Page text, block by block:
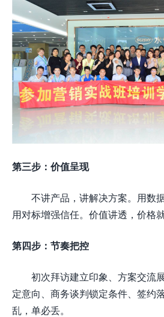
第三步：价值呈现
不讲产品，讲解决方案。用数
用对标增强信任。价值讲透，价格
第四步：节奏把控
初次拜访建立印象、方案交流
定意向、商务谈判锁定条件、签约
乱，单必丢。